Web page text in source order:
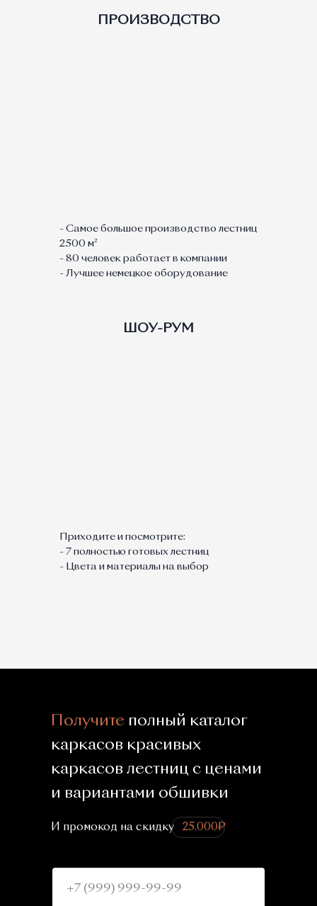
ПРОИЗВОДСТВО
ШОУ-РУМ
- Самое большое производство лестниц
2500 м²
- 80 человек работает в компании
- Лучшее немецкое оборудование
Приходите и посмотрите:
- 7 полностью готовых лестниц
- Цвета и материалы на выбор
Получите полный каталог
каркасов красивых
каркасов лестниц с ценами
и вариантами обшивки
И промокод на скидку⠀ 25.000₽